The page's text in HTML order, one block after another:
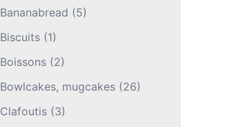
Bananabread (5)
Biscuits(1)
Boissons(2)
Bowlcakes, mugcakes(26)
Clafoutis(3)